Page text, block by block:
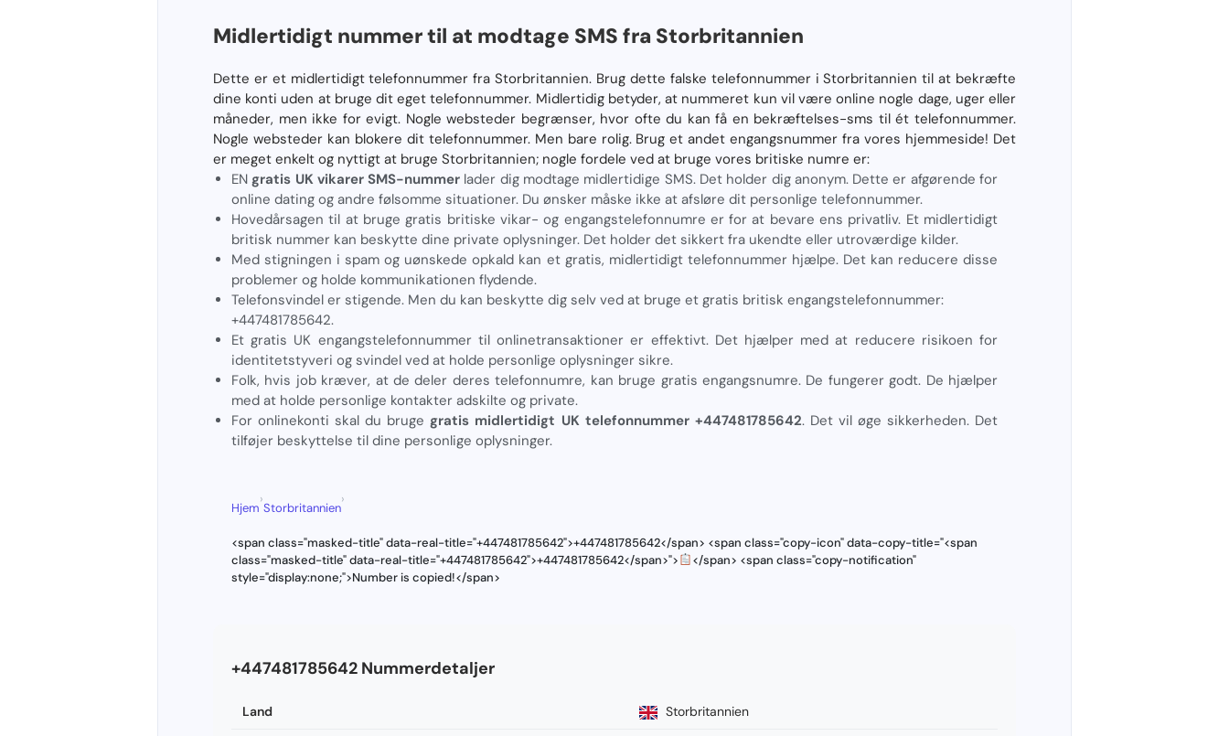
Midlertidigt nummer til at modtage SMS fra Storbritannien
Dette er et midlertidigt telefonnummer fra Storbritannien. Brug dette falske telefonnummer i Storbritannien til at bekræfte
dine konti uden at bruge dit eget telefonnummer. Midlertidig betyder, at nummeret kun vil være online nogle dage, uger eller
måneder, men ikke for evigt. Nogle websteder begrænser, hvor ofte du kan få en bekræftelses-sms til ét telefonnummer.
Nogle websteder kan blokere dit telefonnummer. Men bare rolig. Brug et andet engangsnummer fra vores hjemmeside! Det
er meget enkelt og nyttigt at bruge Storbritannien; nogle fordele ved at bruge vores britiske numre er:
ENgratis UK vikarer SMS-nummer lader dig modtage midlertidige SMS. Det holder dig anonym. Dette er afgørende for
online dating og andre følsomme situationer. Du ønsker måske ikke at afsløre dit personlige telefonnummer.
Hovedårsagen til at bruge gratis britiske vikar- og engangstelefonnumre er for at bevare ens privatliv. Et midlertidigt
britisk nummer kan beskytte dine private oplysninger. Det holder det sikkert fra ukendte eller utroværdige kilder.
Med stigningen i spam og uønskede opkald kan et gratis, midlertidigt telefonnummer hjælpe. Det kan reducere disse
problemer og holde kommunikationen flydende.
Telefonsvindel er stigende. Men du kan beskytte dig selv ved at bruge et gratis britisk engangstelefonnummer:
+447481785642.
Et gratis UK engangstelefonnummer til onlinetransaktioner er effektivt. Det hjælper med at reducere risikoen for
identitetstyveri og svindel ved at holde personlige oplysninger sikre.
Folk, hvis job kræver, at de deler deres telefonnumre, kan bruge gratis engangsnumre. De fungerer godt. De hjælper
med at holde personlige kontakter adskilte og private.
For onlinekonti skal du brugegratis midlertidigt UK telefonnummer +447481785642. Det vil øge sikkerheden. Det
tilføjer beskyttelse til dine personlige oplysninger.
Hjem
›
Storbritannien
›
<span class="masked-title" data-real-title="+447481785642">+447481785642</span> <span class="copy-icon" data-copy-title="<span
class="masked-title" data-real-title="+447481785642">+447481785642</span>">
</span> <span class="copy-notification"
style="display:none;">Number is copied!</span>
+447481785642 Nummerdetaljer
Land Storbritannien